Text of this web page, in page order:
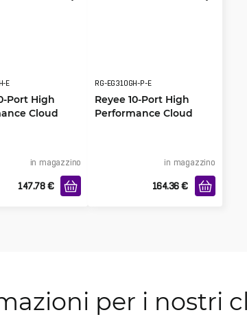
E
Port High
Cloud
in magazzino
147.78 €
RG-EG310GH-P-E
Reyee 10-Port High
Performance Cloud
in magazzino
164.36 €
per i nostri